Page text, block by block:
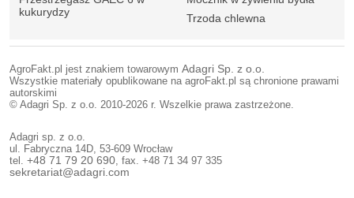
kukurydzy
Trzoda chlewna
AgroFakt.pl jest znakiem towarowym Adagri Sp. z o.o.
Wszystkie materiały opublikowane na agroFakt.pl są chronione prawami
autorskimi
© Adagri Sp. z o.o. 2010-2026 r. Wszelkie prawa zastrzeżone.
Adagri sp. z o.o.
ul. Fabryczna 14D, 53-609 Wrocław
tel. +48 71 79 20 690 , fax. +48 71 34 97 335
sekretariat@adagri.com